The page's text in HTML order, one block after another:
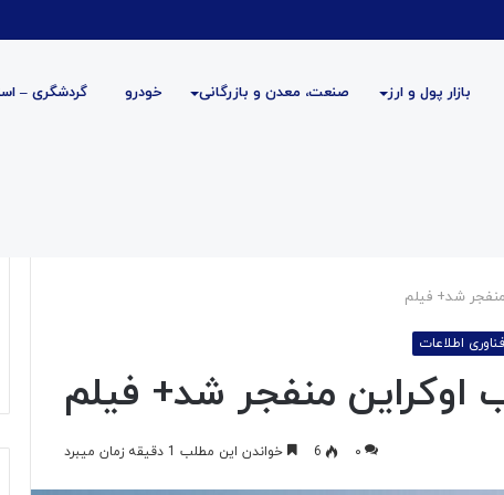
بازار پول و ارز صنعت، معدن و بازرگانی خودرو گردشگری –
شد+ فیلم
فناوری اطلاعات
اوکراین منفجر شد+ فیلم
۰ 6 خواندن این مطلب 1 دقیقه زمان میبرد